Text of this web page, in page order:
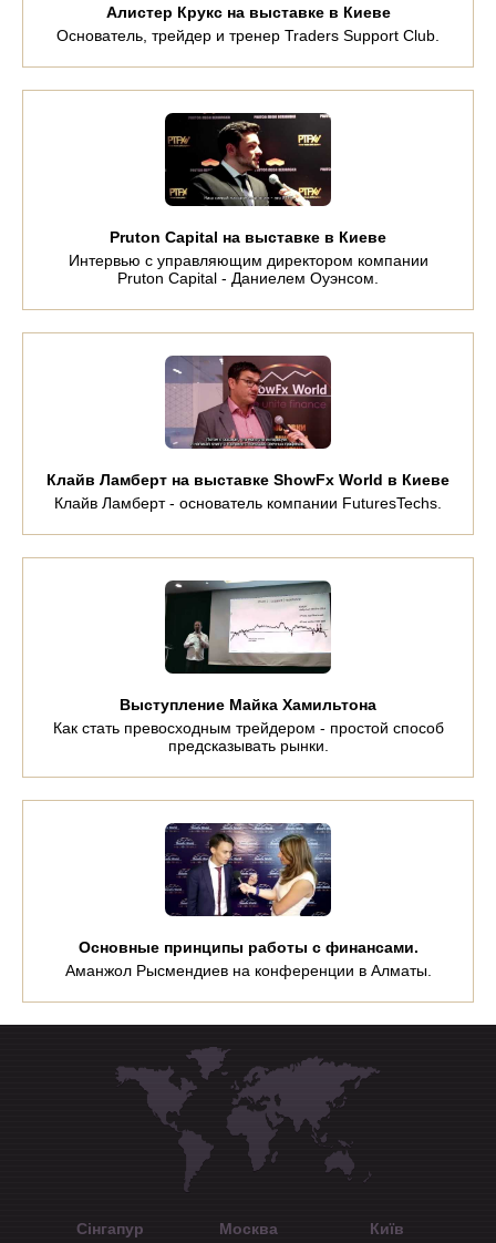
Алистер Крукс на выставке в Киеве
Основатель, трейдер и тренер Traders Support Club.
Pruton Capital на выставке в Киеве
Интервью с управляющим директором компании
Pruton Capital - Даниелем Оуэнсом.
Клайв Ламберт на выставке ShowFx World в Киеве
Клайв Ламберт - основатель компании FuturesTechs.
Выступление Майка Хамильтона
Как стать превосходным трейдером - простой способ
предсказывать рынки.
Основные принципы работы с финансами.
Аманжол Рысмендиев на конференции в Алматы.
Сінгапур Москва Київ